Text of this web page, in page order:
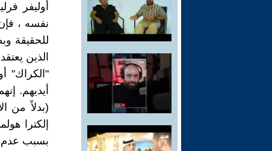
أوليفر
نفسه ،
للحقيقة
الذين
"الكراك"
أيديهم.
(بدلاً من
إلكترا
بسبب عدم